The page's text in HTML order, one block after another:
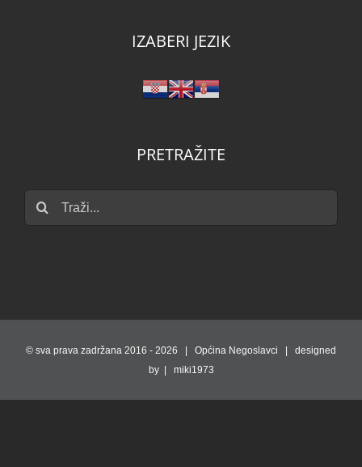
IZABERI JEZIK
PRETRAŽITE
Traži...
© sva prava zadržana 2016 - 2026 | Općina Negoslavci | designed
by | miki1973